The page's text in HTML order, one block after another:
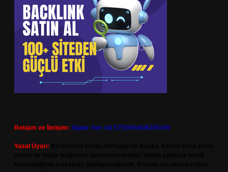
Reklam ve İletişim: Skype: live:.cid.575569c608265c69
Yasal Uyarı: